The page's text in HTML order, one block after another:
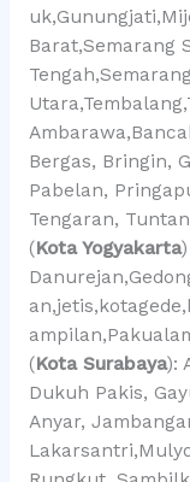
Barat,Semarang
Bergas, Bringin,
Pabelan,
Tengaran,
(Kota Yogyakarta)
(Kota Surabaya):
Dukuh Pakis,
Anyar,